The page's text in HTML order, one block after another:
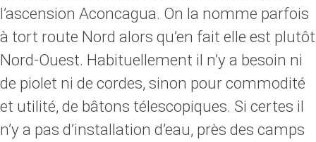
l’ascension Aconcagua. On la nomme parfois
à tort route Nord alors qu’en fait elle est plutôt
Nord-Ouest. Habituellement il n’y a besoin ni
de piolet ni de cordes, sinon pour commodité
et utilité, de bâtons télescopiques. Si certes il
n’y a pas d’installation d’eau, près des camps